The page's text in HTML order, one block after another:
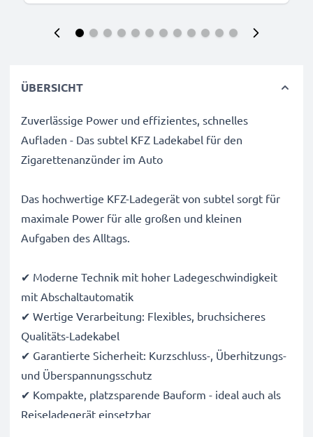
ÜBERSICHT
Zuverlässige Power und effizientes, schnelles
Aufladen - Das subtel KFZ Ladekabel für den
Zigarettenanzünder im Auto
Das hochwertige KFZ-Ladegerät von subtel sorgt für
maximale Power für alle großen und kleinen
Aufgaben des Alltags.
✔ Moderne Technik mit hoher Ladegeschwindigkeit
mit Abschaltautomatik
✔ Wertige Verarbeitung: Flexibles, bruchsicheres
Qualitäts-Ladekabel
✔ Garantierte Sicherheit: Kurzschluss-, Überhitzungs-
und Überspannungsschutz
✔ Kompakte, platzsparende Bauform - ideal auch als
Reiseladegerät einsetzbar